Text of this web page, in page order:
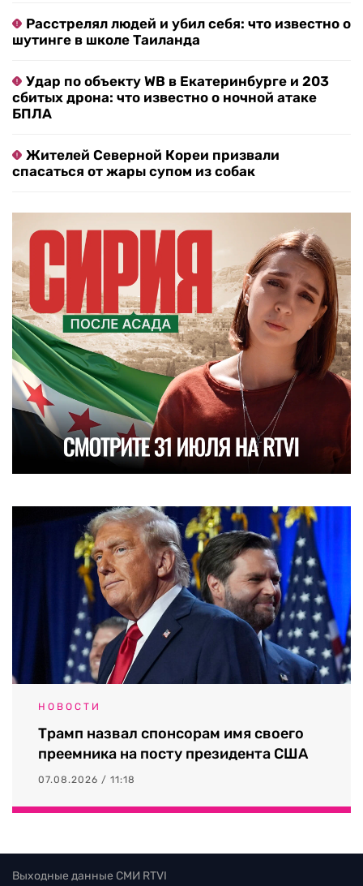
Расстрелял людей и убил себя: что известно о
шутинге в школе Таиланда
Удар по объекту WB в Екатеринбурге и 203
сбитых дрона: что известно о ночной атаке
БПЛА
Жителей Северной Кореи призвали
спасаться от жары супом из собак
НОВОСТИ
Трамп назвал спонсорам имя своего
преемника на посту президента США
07.08.2026 / 11:18
Выходные данные СМИ RTVI